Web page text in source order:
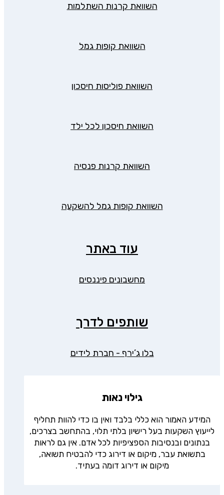
השוואת קרנות השתלמות
השוואת קופות גמל
השוואת פוליסות חיסכון
השוואת חיסכון לכל ילד
השוואת קרנות פנסיה
השוואת קופות גמל להשקעה
עוד באתר
מחשבונים פיננסים
שותפים לדרך
בלו ג’ירף - חברת לידים
גילוי נאות
המידע האמור הוא כללי בלבד ואין בו כדי להוות תחליף
לייעוץ השקעות בעל רישיון בלתי תלוי, בהתחשב בצרכים,
בנתונים ובנסיבות הספציפיות לכל אדם. אין גם לראות
בתשואת עבר, מיקום או דירוג כדי להבטיח תשואה,
מיקום או דירוג דומה בעתיד.